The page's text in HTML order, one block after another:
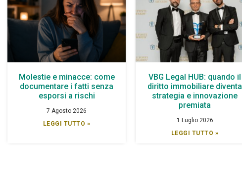
Molestie e minacce: come
documentare i fatti senza
esporsi a rischi
7 Agosto 2026
LEGGI TUTTO »
VBG Legal HUB: quando il
diritto immobiliare diventa
strategia e innovazione
premiata
1 Luglio 2026
LEGGI TUTTO »